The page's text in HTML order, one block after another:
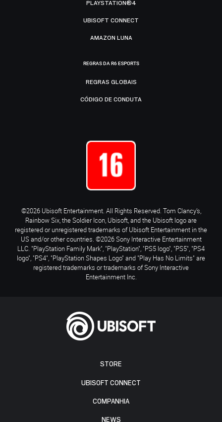
STORE
UBISOFT CONNECT
COMPANHIA
NEWS
PLAYSTATION®4
UBISOFT CONNECT
AMAZON LUNA
REGRAS DA R6 ESPORTS
REGRAS GLOBAIS
CÓDIGO DE CONDUTA
©2026 Ubisoft Entertainment. All Rights Reserved. Tom Clancy’s,
Rainbow Six, the Soldier Icon, Ubisoft, and the Ubisoft logo are
registered or unregistered trademarks of Ubisoft Entertainment in the
US and/or other countries. ©2026 Sony Interactive Entertainment
LLC. "PlayStation Family Mark", "PlayStation", "PS5 logo", "PS5", "PS4
logo", "PS4", "PlayStation Shapes Logo" and "Play Has No Limits" are
registered trademarks or trademarks of Sony Interactive
Entertainment Inc.